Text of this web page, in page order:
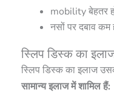
mobility बेहतर
नसों पर दबाव कम
स्लिप डिस्क का
स्लिप डिस्क का इलाज
सामान्य इलाज में शामिल हैं: